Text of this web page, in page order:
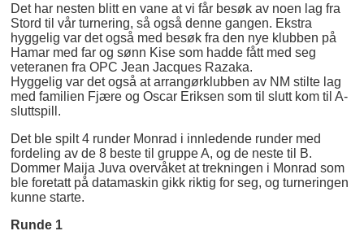
Det har nesten blitt en vane at vi får besøk av noen lag fra
Stord til vår turnering, så også denne gangen. Ekstra
hyggelig var det også med besøk fra den nye klubben på
Hamar med far og sønn Kise som hadde fått med seg
veteranen fra OPC Jean Jacques Razaka.
Hyggelig var det også at arrangørklubben av NM stilte lag
med familien Fjære og Oscar Eriksen som til slutt kom til A-
sluttspill.
Det ble spilt 4 runder Monrad i innledende runder med
fordeling av de 8 beste til gruppe A, og de neste til B.
Dommer Maija Juva overvåket at trekningen i Monrad som
ble foretatt på datamaskin gikk riktig for seg, og turneringen
kunne starte.
Runde 1